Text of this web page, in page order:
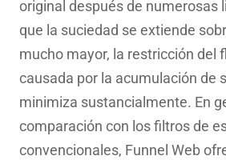
original después de numerosas
que la suciedad se extiende
mucho mayor, la restricción del
causada por la acumulación de
minimiza sustancialmente. En
comparación con los filtros de
convencionales, Funnel Web